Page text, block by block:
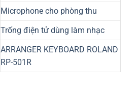
Microphone cho phòng thu
Trống điện tử dùng làm nhạc
ARRANGER KEYBOARD ROLAND
RP-501R